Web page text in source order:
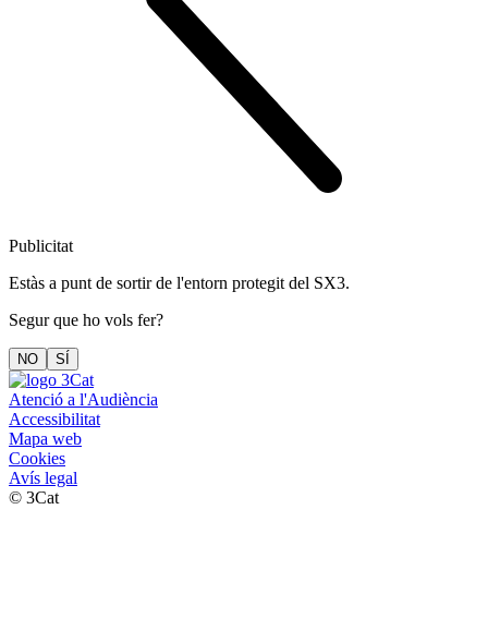
Publicitat
Estàs a punt de sortir de l'entorn protegit del SX3.
Segur que ho vols fer?
NO SÍ
Atenció a l'Audiència
Accessibilitat
Mapa web
Cookies
Avís legal
© 3Cat